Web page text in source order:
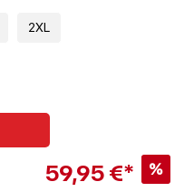
2XL
59,95 €* %